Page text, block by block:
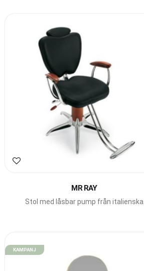
Lägg till i favoriter
MR RAY
Stol med låsbar pump från italienska
KAMPANJ